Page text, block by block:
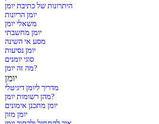
היתרונות של כתיבת יומן
יומן הריונות
משאלי יומן
יומן מחשבתי
מסע אי השינה
יומן נסיעות
סוגי יומנים
מה זה יומן?
יומן
מדריך ליומן דיגיטלי
מהן רשומות יומן?
יומן מתכנן אימונים
יומן מזון